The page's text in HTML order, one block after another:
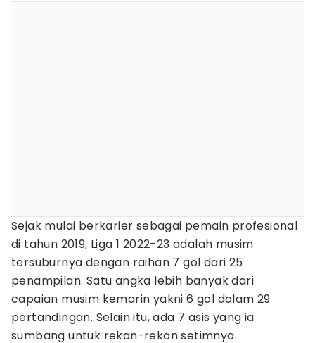
Sejak mulai berkarier sebagai pemain profesional
di tahun 2019, Liga 1 2022-23 adalah musim
tersuburnya dengan raihan 7 gol dari 25
penampilan. Satu angka lebih banyak dari
capaian musim kemarin yakni 6 gol dalam 29
pertandingan. Selain itu, ada 7 asis yang ia
sumbang untuk rekan-rekan setimnya.